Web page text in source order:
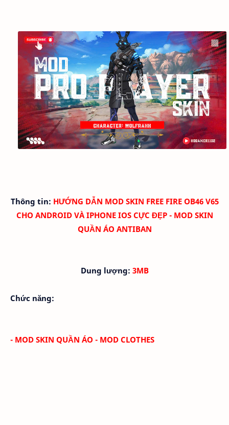
Thông tin: HƯỚNG DẪN MOD SKIN FREE FIRE OB46 V65
CHO ANDROID VÀ IPHONE IOS CỰC ĐẸP - MOD SKIN
QUẦN ÁO ANTIBAN
Dung lượng: 3MB
Chức năng:
- MOD SKIN QUẦN ÁO - MOD CLOTHES